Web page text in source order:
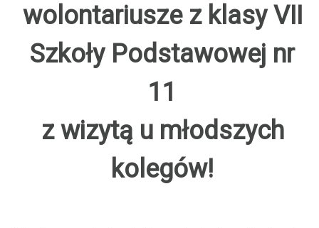
wolontariusze z klasy VII
Szkoły Podstawowej nr
11
z wizytą u młodszych
kolegów!